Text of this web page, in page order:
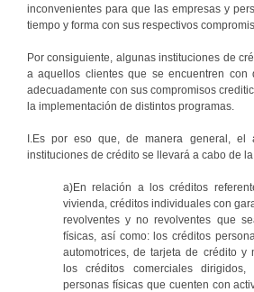
inconvenientes para que las empresas y
tiempo y forma con sus respectivos
Por consiguiente, algunas instituciones de
a aquellos clientes que se encuentren con
adecuadamente con sus compromisos
la implementación de distintos programas.
I.Es por eso que, de manera general, el
instituciones de crédito se llevará a cabo de
a)En relación a los créditos
vivienda, créditos individuales con
revolventes y no revolventes que
físicas, así como: los créditos
automotrices, de tarjeta de crédito y
los créditos comerciales
personas físicas que cuenten con